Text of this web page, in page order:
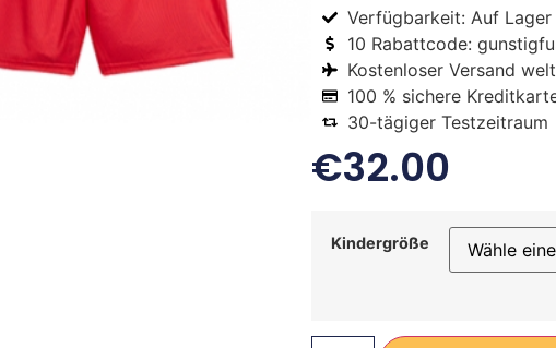
Verfügbarkeit: Auf Lager
10 Rabattcode:
Kostenloser Versand
100 % sichere
30-tägiger Testzeitraum
€32.00
Kindergröße